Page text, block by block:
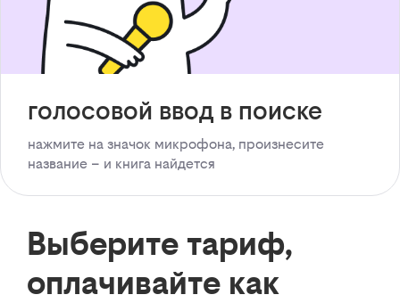
голосовой ввод в поиске
нажмите на значок микрофона, произнесите
название – и книга найдется
Выберите тариф,
оплачивайте как